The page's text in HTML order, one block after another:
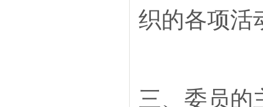
织的各项活
三、委员的